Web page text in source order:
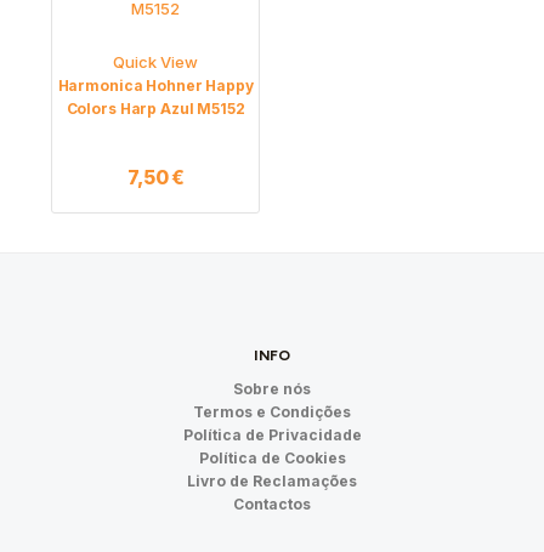
Quick View
Harmonica Hohner Happy
Colors Harp Azul M5152
7,50€
INFO
Sobre nós
Termos e Condições
Política de Privacidade
Política de Cookies
Livro de Reclamações
Contactos